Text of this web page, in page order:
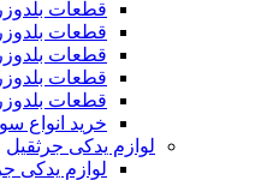
قطعات بلدوزر کاترپیلار
قطعات بلدوزر هپکو
قطعات بلدوزر لیبهر
قطعات بلدوزر کوماتسو
قطعات بلدوزر
خرید انواع سوپر شارژ
لوازم یدکی جرثقیل
لوازم یدکی جرثقیل تادانو